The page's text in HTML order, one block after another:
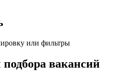
или фильтры
вакансий